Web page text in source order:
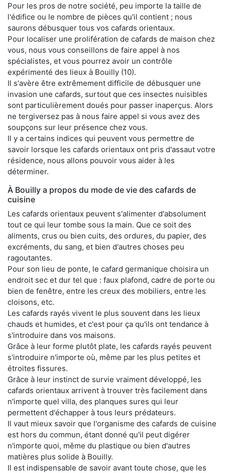
Pour les pros de notre société, peu importe la taille de
l'édifice ou le nombre de pièces qu'il contient ; nous
saurons débusquer tous vos cafards orientaux.
Pour localiser une prolifération de cafards de maison chez
vous, nous vous conseillons de faire appel à nos
spécialistes, et vous pourrez avoir un contrôle
expérimenté des lieux à Bouilly (10).
Il s'avère être extrêmement difficile de débusquer une
invasion une cafards, surtout que ces insectes nuisibles
sont particulièrement doués pour passer inaperçus. Alors
ne tergiversez pas à nous faire appel si vous avez des
soupçons sur leur présence chez vous.
Il y a certains indices qui peuvent vous permettre de
savoir lorsque les cafards orientaux ont pris d'assaut votre
résidence, nous allons pouvoir vous aider à les
déterminer.
À Bouilly a propos du mode de vie des cafards de
cuisine
Les cafards orientaux peuvent s'alimenter d'absolument
tout ce qui leur tombe sous la main. Que ce soit des
aliments, crus ou bien cuits, des ordures, du papier, des
excréments, du sang, et bien d'autres choses peu
ragoutantes.
Pour son lieu de ponte, le cafard germanique choisira un
endroit sec et dur tel que : faux plafond, cadre de porte ou
bien de fenêtre, entre les creux des mobiliers, entre les
cloisons, etc.
Les cafards rayés vivent le plus souvent dans les lieux
chauds et humides, et c'est pour ça qu'ils ont tendance à
s'introduire dans vos maisons.
Grâce à leur forme plutôt plate, les cafards rayés peuvent
s'introduire n'importe où, même par les plus petites et
étroites fissures.
Grâce à leur instinct de survie vraiment développé, les
cafards orientaux arrivent à trouver très facilement dans
n'importe quel villa, des planques sures qui leur
permettent d'échapper à tous leurs prédateurs.
Il vaut mieux savoir que l'organisme des cafards de cuisine
est hors du commun, étant donné qu'il peut digérer
n'importe quoi, même du plastique ou bien d'autres
matières plus solide à Bouilly.
Il est indispensable de savoir avant toute chose, que les